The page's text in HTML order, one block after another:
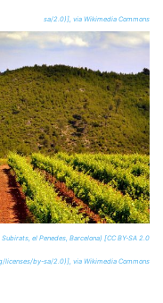
sa/2.0)], via Wikimedia Commons
el Penedes, Barcelona) [CC BY-SA 2.0
licenses/by-sa/2.0)], via Wikimedia Commons